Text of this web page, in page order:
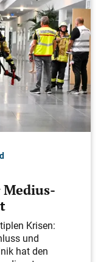
Krisen:
und
hat den